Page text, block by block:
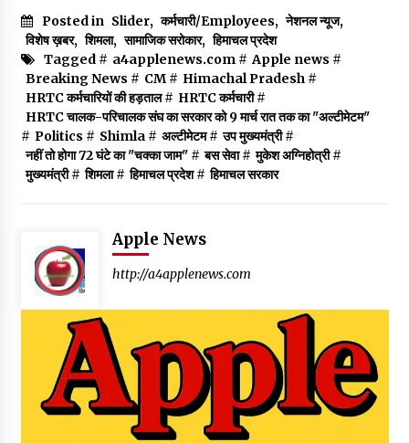
Posted in Slider, कर्मचारी/Employees, नेशनल न्यूज,
विशेष ख़बर, शिमला, सामाजिक सरोकार, हिमाचल प्रदेश
Tagged # a4applenews.com # Apple news #
Breaking News # CM# Himachal Pradesh #
HRTC कर्मचारियों की हड़ताल# HRTC कर्मचारी#
HRTC चालक-परिचालक संघ का सरकार को 9 मार्च रात तक का "अल्टीमेटम"
# Politics # Shimla# अल्टीमेटम# उप मुख्यमंत्री#
नहीं तो होगा 72 घंटे का "चक्का जाम"# बस सेवा# मुकेश अग्निहोत्री#
मुख्यमंत्री# शिमला# हिमाचल प्रदेश# हिमाचल सरकार
Apple News
http://a4applenews.com